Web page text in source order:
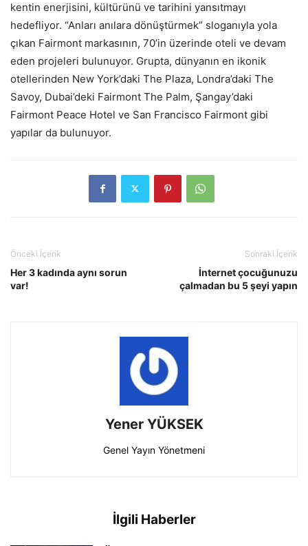
kentin enerjisini, kültürünü ve tarihini yansıtmayı
hedefliyor. “Anları anılara dönüştürmek” sloganıyla yola
çıkan Fairmont markasının, 70’in üzerinde oteli ve devam
eden projeleri bulunuyor. Grupta, dünyanın en ikonik
otellerinden New York’daki The Plaza, Londra’daki The
Savoy, Dubai’deki Fairmont The Palm, Şangay’daki
Fairmont Peace Hotel ve San Francisco Fairmont gibi
yapılar da bulunuyor.
Önceki İçerik
Her 3 kadında aynı sorun
var!
Sonraki İçerik
İnternet çocuğunuzu
çalmadan bu 5 şeyi yapın
Yener YÜKSEK
Genel Yayın Yönetmeni
İlgili Haberler